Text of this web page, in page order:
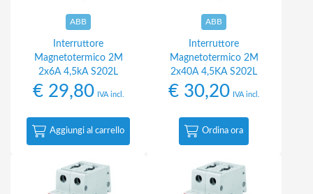
ABB
Interruttore
Magnetotermico 2M
2x6A 4,5kA S202L
€29,80 IVA incl.
Aggiungi al carrello
ABB
Interruttore
Magnetotermico 2M
2x40A 4,5KA S202L
€30,20 IVA incl.
Ordina ora